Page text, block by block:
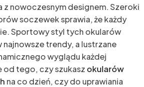
z nowoczesnym designem. Szeroki
soczewek sprawia, że każdy
Sportowy styl tych okularów
najnowsze trendy, a lustrzane
wyglądu każdej
od tego, czy szukasz okularów
na co dzień, czy do uprawiania